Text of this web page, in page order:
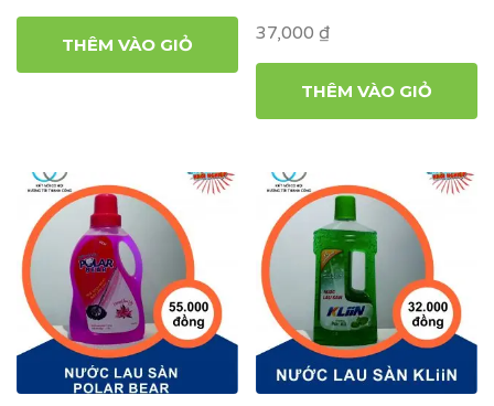
THÊM VÀO GIỎ
37,000₫
THÊM VÀO GIỎ